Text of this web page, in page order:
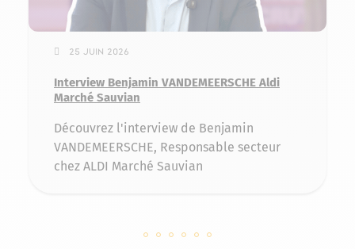
25 juin 2026
Interview Benjamin VANDEMEERSCHE Aldi
Marché Sauvian
Découvrez l'interview de Benjamin
VANDEMEERSCHE, Responsable secteur
chez ALDI Marché Sauvian
Slide 141083 sur 6
Slide 139567 sur 6
Slide 134961 sur 6
Slide 131929 sur 6
Slide 128639 sur 6
Slide 127397 sur 6